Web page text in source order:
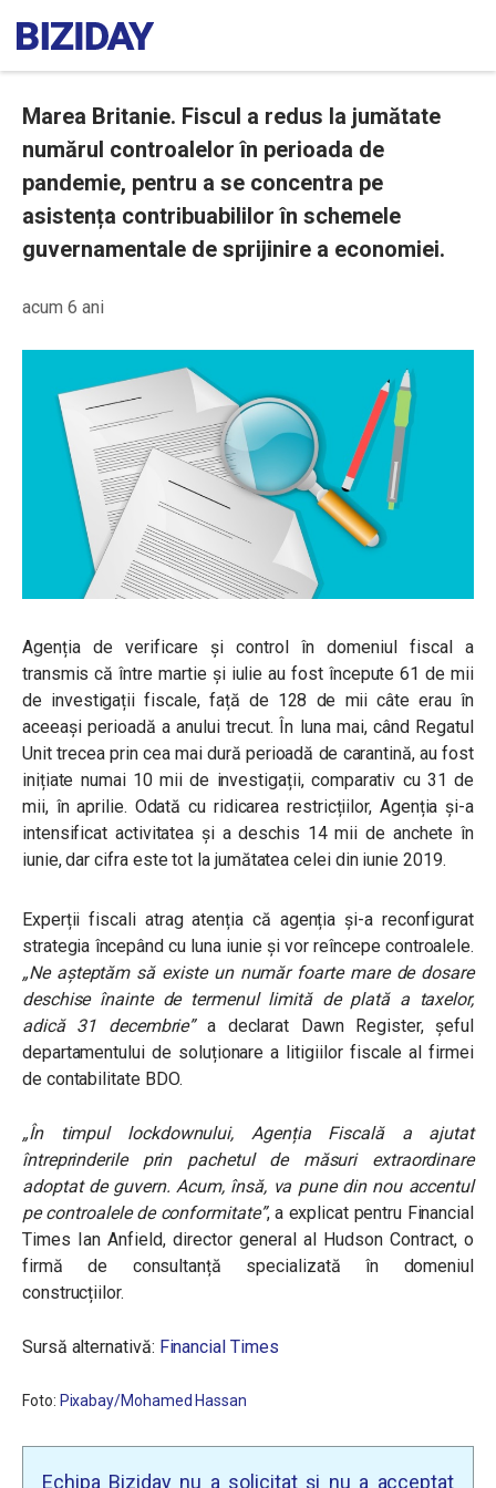
Marea Britanie. Fiscul a redus la jumătate
numărul controalelor în perioada de
pandemie, pentru a se concentra pe
asistența contribuabililor în schemele
guvernamentale de sprijinire a economiei.
acum 6 ani
Agenția de verificare și control în domeniul fiscal a
transmis că între martie și iulie au fost începute 61 de mii
de investigații fiscale, față de 128 de mii câte erau în
aceeași perioadă a anului trecut. În luna mai, când Regatul
Unit trecea prin cea mai dură perioadă de carantină, au fost
inițiate numai 10 mii de investigații, comparativ cu 31 de
mii, în aprilie. Odată cu ridicarea restricțiilor, Agenția și-a
intensificat activitatea și a deschis 14 mii de anchete în
iunie, dar cifra este tot la jumătatea celei din iunie 2019.
Experții fiscali atrag atenția că agenția și-a reconfigurat
strategia începând cu luna iunie și vor reîncepe controalele.
„Ne așteptăm să existe un număr foarte mare de dosare
deschise înainte de termenul limită de plată a taxelor,
adică 31 decembrie”a declarat Dawn Register, șeful
departamentului de soluționare a litigiilor fiscale al firmei
de contabilitate BDO.
„În timpul lockdownului, Agenția Fiscală a ajutat
întreprinderile prin pachetul de măsuri extraordinare
adoptat de guvern. Acum, însă, va pune din nou accentul
pe controalele de conformitate”, a explicat pentru Financial
Times Ian Anfield, director general al Hudson Contract, o
firmă de consultanță specializată în domeniul
construcțiilor.
Sursă alternativă: Financial Times
Foto: Pixabay/Mohamed Hassan
Echipa Biziday nu a solicitat și nu a acceptat